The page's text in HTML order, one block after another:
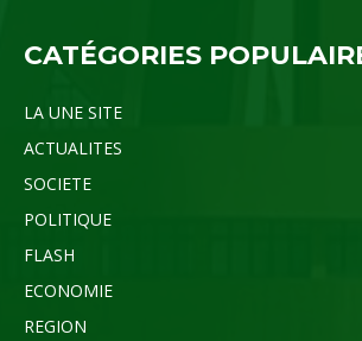
CATÉGORIES
LA UNE SITE
ACTUALITES
SOCIETE
POLITIQUE
FLASH
ECONOMIE
REGION